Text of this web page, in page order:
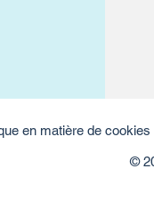
en matière de cookies
©